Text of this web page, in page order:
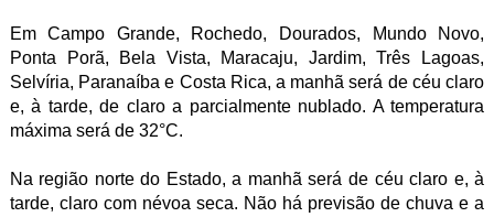
Em Campo Grande, Rochedo, Dourados, Mundo Novo,
Ponta Porã, Bela Vista, Maracaju, Jardim, Três Lagoas,
Selvíria, Paranaíba e Costa Rica, a manhã será de céu claro
e, à tarde, de claro a parcialmente nublado. A temperatura
máxima será de 32°C.
Na região norte do Estado, a manhã será de céu claro e, à
tarde, claro com névoa seca. Não há previsão de chuva e a